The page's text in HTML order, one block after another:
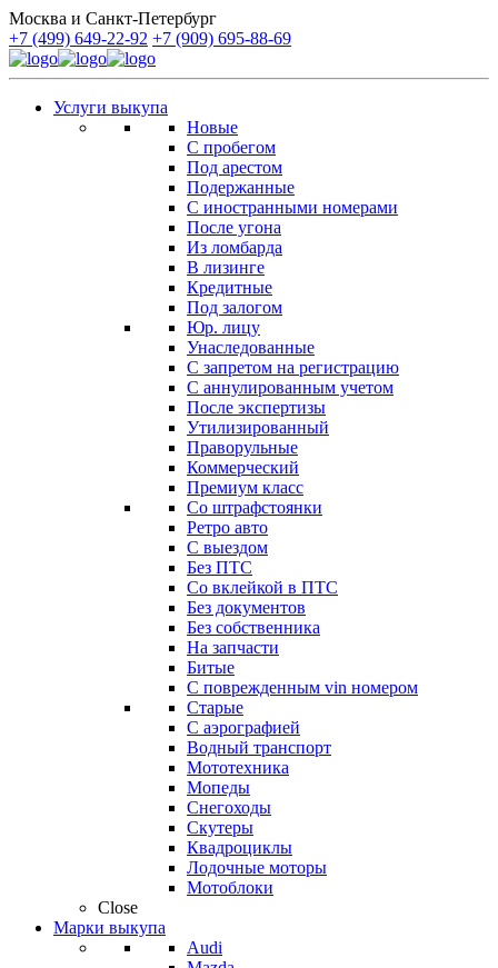
Москва и Санкт-Петербург
+7 (499) 649-22-92 +7 (909) 695-88-69
Услуги выкупа
Новые
С пробегом
Под арестом
Подержанные
С иностранными номерами
После угона
Из ломбарда
В лизинге
Кредитные
Под залогом
Юр. лицу
Унаследованные
С запретом на регистрацию
С аннулированным учетом
После экспертизы
Утилизированный
Праворульные
Коммерческий
Премиум класс
Со штрафстоянки
Ретро авто
С выездом
Без ПТС
Со вклейкой в ПТС
Без документов
Без собственника
На запчасти
Битые
С поврежденным vin номером
Старые
С аэрографией
Водный транспорт
Мототехника
Мопеды
Снегоходы
Скутеры
Квадроциклы
Лодочные моторы
Мотоблоки
Close
Марки выкупа
Audi